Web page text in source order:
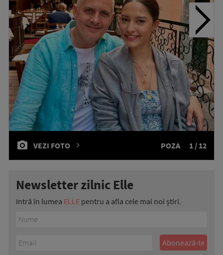
VEZI FOTO POZA 1 / 12
Newsletter zilnic Elle
Intră în lumea ELLE pentru a afla cele mai noi știri.